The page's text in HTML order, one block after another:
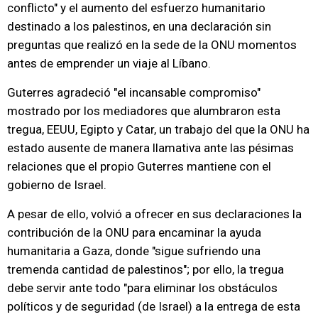
conflicto" y el aumento del esfuerzo humanitario
destinado a los palestinos, en una declaración sin
preguntas que realizó en la sede de la ONU momentos
antes de emprender un viaje al Líbano.
Guterres agradeció "el incansable compromiso"
mostrado por los mediadores que alumbraron esta
tregua, EEUU, Egipto y Catar, un trabajo del que la ONU ha
estado ausente de manera llamativa ante las pésimas
relaciones que el propio Guterres mantiene con el
gobierno de Israel.
A pesar de ello, volvió a ofrecer en sus declaraciones la
contribución de la ONU para encaminar la ayuda
humanitaria a Gaza, donde "sigue sufriendo una
tremenda cantidad de palestinos"; por ello, la tregua
debe servir ante todo "para eliminar los obstáculos
políticos y de seguridad (de Israel) a la entrega de esta